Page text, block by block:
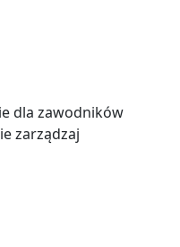
dla zawodników
zarządzaj